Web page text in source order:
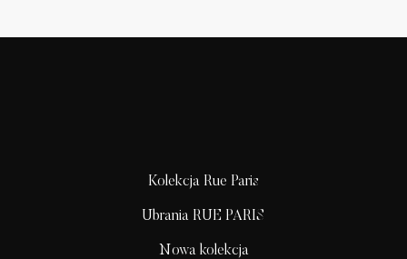
Kolekcja Rue Paris
Ubrania RUE PARIS
Nowa kolekcja